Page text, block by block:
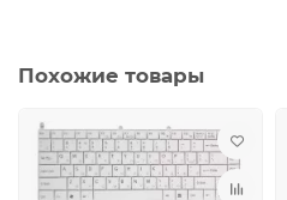
Похожие товары